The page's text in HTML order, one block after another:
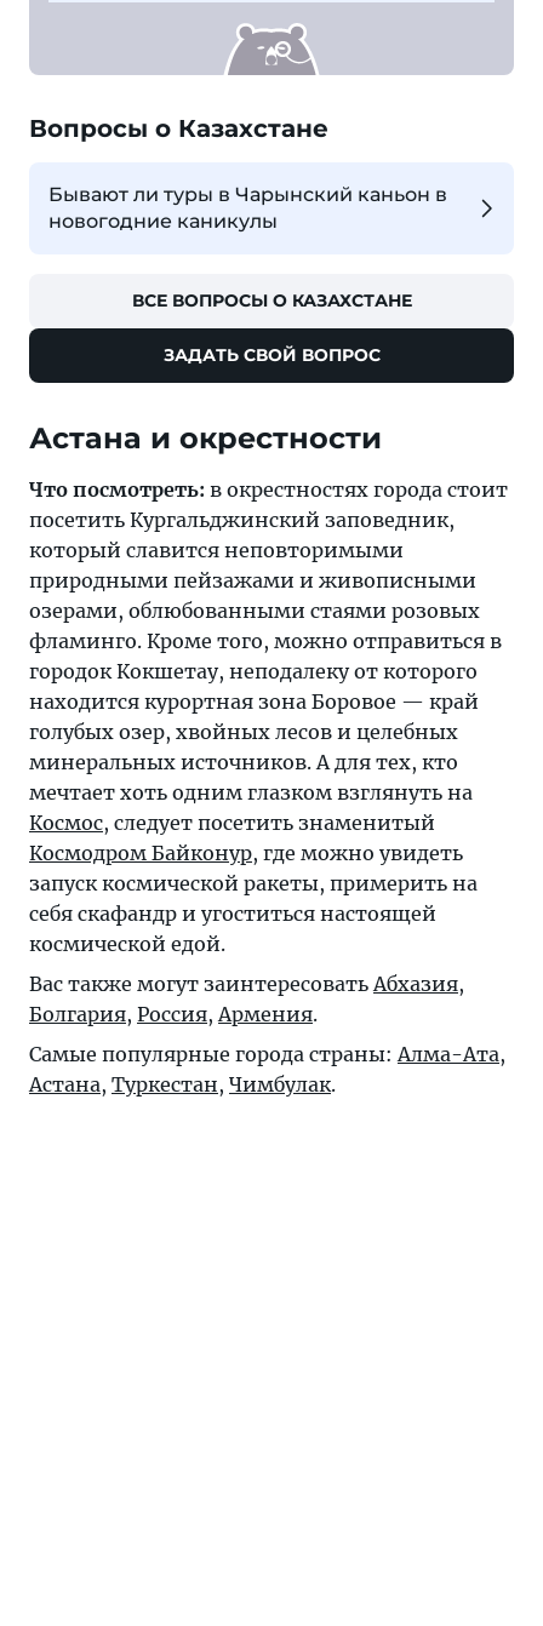
Вопросы о Казахстане
Бывают ли туры в Чарынский каньон в
новогодние каникулы
ВСЕ ВОПРОСЫ О КАЗАХСТАНЕ
ЗАДАТЬ СВОЙ ВОПРОС
Астана и окрестности
Что посмотреть: в окрестностях города стоит
посетить Кургальджинский заповедник,
который славится неповторимыми
природными пейзажами и живописными
озерами, облюбованными стаями розовых
фламинго. Кроме того, можно отправиться в
городок Кокшетау, неподалеку от которого
находится курортная зона Боровое — край
голубых озер, хвойных лесов и целебных
минеральных источников. А для тех, кто
мечтает хоть одним глазком взглянуть на
Космос, следует посетить знаменитый
Космодром Байконур, где можно увидеть
запуск космической ракеты, примерить на
себя скафандр и угоститься настоящей
космической едой.
Вас также могут заинтересоватьАбхазия,
Болгария, Россия,Армения.
Самые популярные города страны:Алма-Ата,
Астана, Туркестан, Чимбулак.